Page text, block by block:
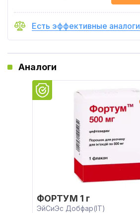
Есть эффективные аналоги
Аналоги
ФОРТУМ 1 г
ЭйСиЭс Добфар(IT)